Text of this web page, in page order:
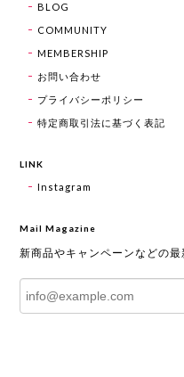
BLOG
COMMUNITY
MEMBERSHIP
お問い合わせ
プライバシーポリシー
特定商取引法に基づく表記
LINK
Instagram
Mail Magazine
新商品やキャンペーンなどの最